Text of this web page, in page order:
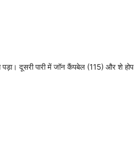
दूसरी पारी में जॉन कैंपबेल (115) और शे होप